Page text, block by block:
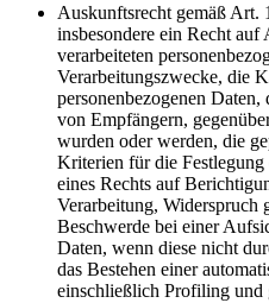
Auskunftsrecht gemäß Art.
insbesondere ein Recht
verarbeiteten
Verarbeitungszwecke, die
personenbezogenen
von Empfängern,
wurden oder werden, die
Kriterien für die Festlegung
eines Rechts auf
Verarbeitung, Widerspruch
Beschwerde bei einer
Daten, wenn diese nicht
das Bestehen einer
einschließlich Profiling und